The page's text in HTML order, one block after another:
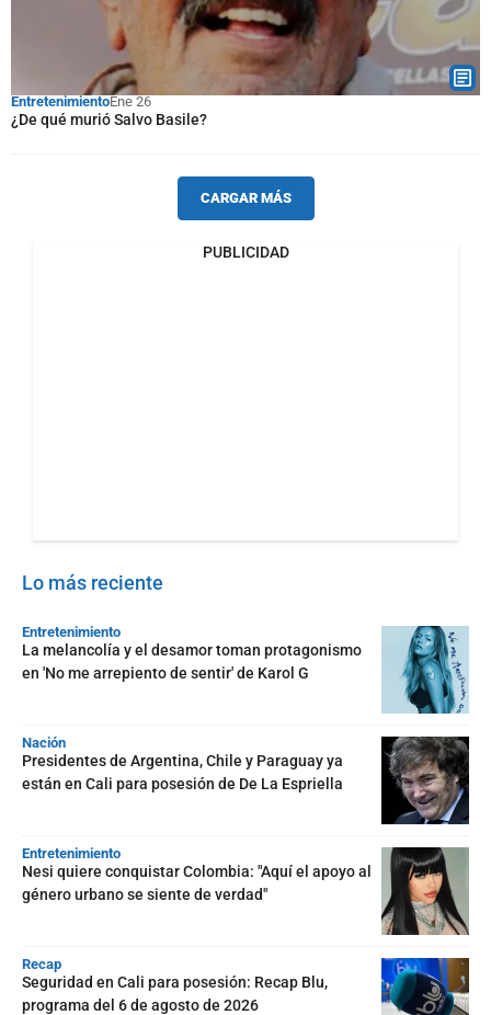
EntretenimientoEne 26
¿De qué murió Salvo Basile?
CARGAR MÁS
PUBLICIDAD
Lo más reciente
Entretenimiento
La melancolía y el desamor toman protagonismo
en 'No me arrepiento de sentir' de Karol G
Nación
Presidentes de Argentina, Chile y Paraguay ya
están en Cali para posesión de De La Espriella
Entretenimiento
Nesi quiere conquistar Colombia: "Aquí el apoyo al
género urbano se siente de verdad"
Recap
Seguridad en Cali para posesión: Recap Blu,
programa del 6 de agosto de 2026